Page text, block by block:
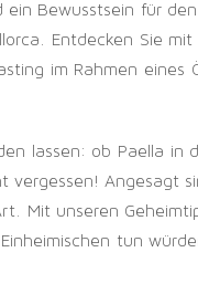
Bewusstsein für
Entdecken Sie
im Rahmen
lassen: ob Paella in
Angesagt
Mit unseren
tun